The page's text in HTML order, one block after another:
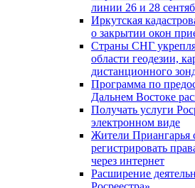
линии 26 и 28
Иркутская
о закрытии окон
Страны СНГ
области геодезии,
дистанционного
Программа по
Дальнем Востоке
Получать услуги
электронном виде
Жители Приангарья
регистрировать
через интернет
Расширение